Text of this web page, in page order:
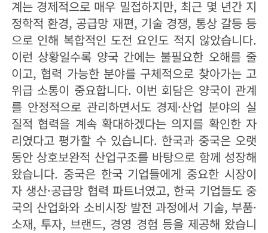
계는 경제적으로 매우 밀접하지만, 최근 몇 년간 지
정학적 환경, 공급망 재편, 기술 경쟁, 통상 갈등 등
으로 인해 복합적인 도전 요인도 적지 않았습니다.
이런 상황일수록 양국 간에는 불필요한 오해를 줄
이고, 협력 가능한 분야를 구체적으로 찾아가는 고
위급 소통이 중요합니다. 이번 회담은 양국이 관계
를 안정적으로 관리하면서도 경제·산업 분야의 실
질적 협력을 계속 확대하겠다는 의지를 확인한 자
리였다고 평가할 수 있습니다. 한국과 중국은 오랫
동안 상호보완적 산업구조를 바탕으로 함께 성장해
왔습니다. 중국은 한국 기업들에게 중요한 시장이
자 생산·공급망 협력 파트너였고, 한국 기업들도 중
국의 산업화와 소비시장 발전 과정에서 기술, 부품·
소재, 투자, 브랜드, 경영 경험 등을 제공해 왔습니